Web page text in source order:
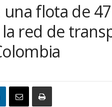
flota de
red de